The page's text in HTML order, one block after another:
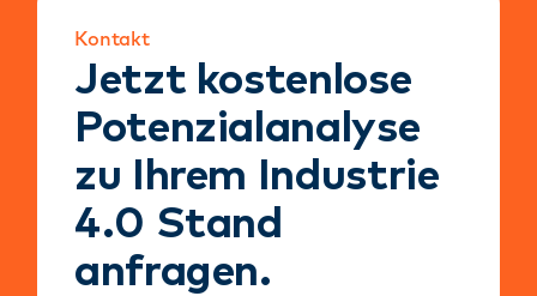
Kontakt
Jetzt kostenlose
Potenzialanalyse
zu Ihrem Industrie
4.0 Stand
anfragen.